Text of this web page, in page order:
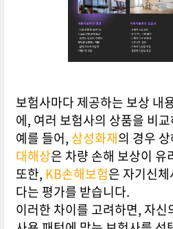
보험사마다 제공하는 보상 내
에, 여러 보험사의 상품을 비
예를 들어, 삼성화재의 경우
대해상은 차량 손해 보상이
또한, KB손해보험은 자기신
다는 평가를 받습니다.
이러한 차이를 고려하면, 자신